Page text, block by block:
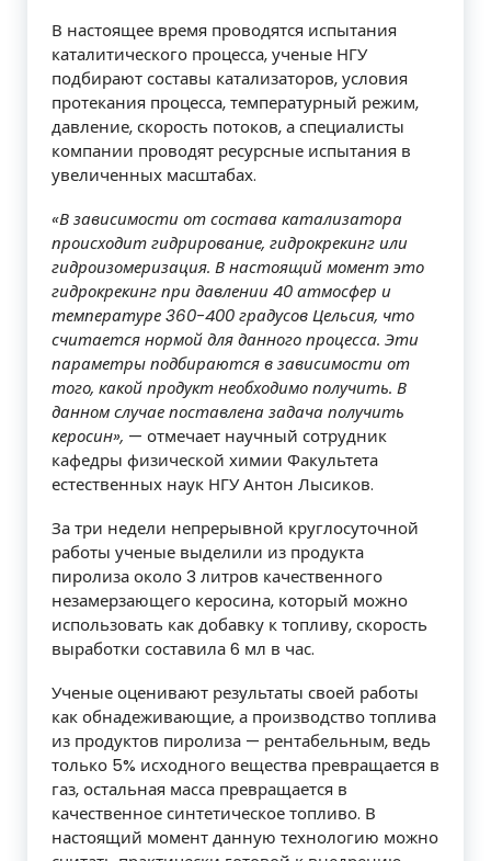
В настоящее время проводятся испытания
каталитического процесса, ученые НГУ
подбирают составы катализаторов, условия
протекания процесса, температурный режим,
давление, скорость потоков, а специалисты
компании проводят ресурсные испытания в
увеличенных масштабах.
«В зависимости от состава катализатора
происходит гидрирование, гидрокрекинг или
гидроизомеризация. В настоящий момент это
гидрокрекинг при давлении 40 атмосфер и
температуре 360-400 градусов Цельсия, что
считается нормой для данного процесса. Эти
параметры подбираются в зависимости от
того, какой продукт необходимо получить. В
данном случае поставлена задача получить
керосин», — отмечает научный сотрудник
кафедры физической химии Факультета
естественных наук НГУ Антон Лысиков.
За три недели непрерывной круглосуточной
работы ученые выделили из продукта
пиролиза около 3 литров качественного
незамерзающего керосина, который можно
использовать как добавку к топливу, скорость
выработки составила 6 мл в час.
Ученые оценивают результаты своей работы
как обнадеживающие, а производство топлива
из продуктов пиролиза — рентабельным, ведь
только 5% исходного вещества превращается в
газ, остальная масса превращается в
качественное синтетическое топливо. В
настоящий момент данную технологию можно